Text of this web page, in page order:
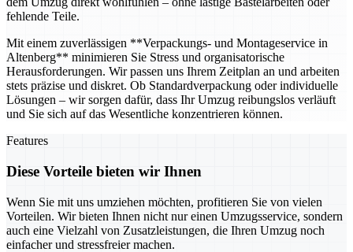
fehlende Teile.
Mit einem zuverlässigen **Verpackungs- und Montageservice in
Altenberg** minimieren Sie Stress und organisatorische
Herausforderungen. Wir passen uns Ihrem Zeitplan an und arbeiten
stets präzise und diskret. Ob Standardverpackung oder individuelle
Lösungen – wir sorgen dafür, dass Ihr Umzug reibungslos verläuft
und Sie sich auf das Wesentliche konzentrieren können.
Features
Diese Vorteile bieten wir Ihnen
Wenn Sie mit uns umziehen möchten, profitieren Sie von vielen
Vorteilen. Wir bieten Ihnen nicht nur einen Umzugsservice, sondern
auch eine Vielzahl von Zusatzleistungen, die Ihren Umzug noch
einfacher und stressfreier machen.